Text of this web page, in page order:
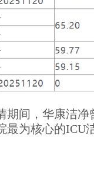
期间，华康洁
为核心的ICU